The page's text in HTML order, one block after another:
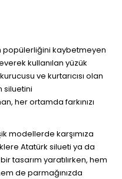
popülerliğini kaybetmeyen
kullanılan yüzük
ve kurtarıcısı olan
siluetini
her ortamda farkınızı
modellerde karşımıza
Atatürk silueti ya da
tasarım yaratılırken, hem
de parmağınızda